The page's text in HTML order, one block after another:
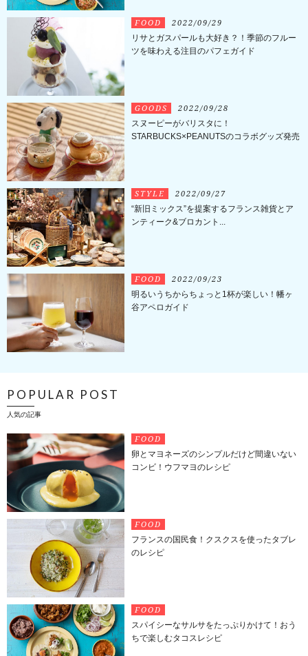
FOOD 2022/09/29
リサとガスパールも大好き？！季節のフルー
ツを味わえる注目のパフェガイド
GOODS 2022/09/28
スヌーピーがバリスタに！
STARBUCKS×PEANUTSのコラボグッズ発売
STYLE 2022/09/27
“新旧ミックス”を提案するフランス雑貨とア
ンティーク&ブロカント...
FOOD 2022/09/23
明るいうちからちょっと1杯が楽しい！幡ヶ
谷アペロガイド
POPULAR POST
人気の記事
FOOD
卵とマヨネーズのシンプルだけど間違いない
コンビ！ウフマヨのレシピ
FOOD
フランスの国民食！クスクスを使ったタブレ
のレシピ
FOOD
スパイシーなサルサをたっぷりかけて！おう
ちで楽しむタコスレシピ